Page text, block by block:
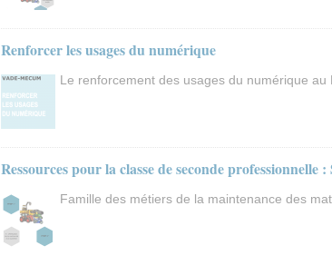
Renforcer les usages du numérique
Le renforcement des usages du numérique au
Ressources pour la classe de seconde professionnelle :
Famille des métiers de la maintenance des